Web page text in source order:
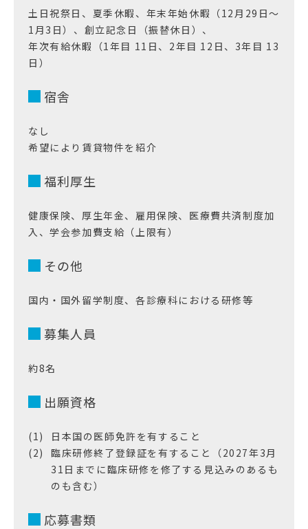
土日祝祭日、夏季休暇、年末年始休暇（12月29日～
1月3日）、創立記念日（振替休日）、
年次有給休暇（1年目 11日、2年目 12日、3年目 13
日）
宿舎
なし
希望により賃貸物件を紹介
福利厚生
健康保険、厚生年金、雇用保険、医療費共済制度加
入、学会参加費支給（上限有）
その他
国内・国外留学制度、各診療科における研修等
募集人員
約8名
出願資格
日本国の医師免許を有すること
臨床研修終了登録証を有すること（2027年3月
31日までに臨床研修を修了する見込みのあるも
のも含む）
応募書類